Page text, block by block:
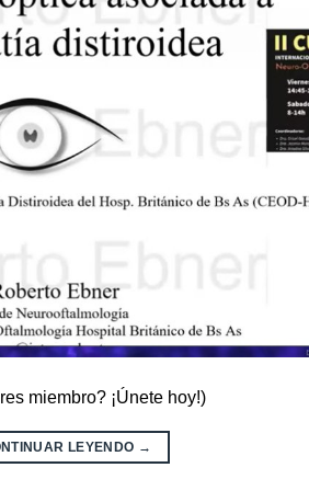
miembro? ¡Únete hoy!)
LEYENDO →